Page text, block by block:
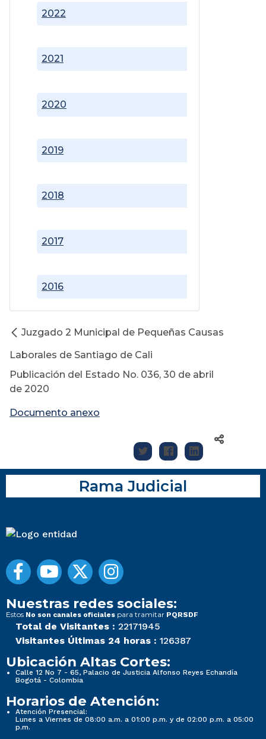
2016
2017
2018
2019
2020
2021
2022
Juzgado 2 Municipal de Pequeñas Causas
Laborales de Santiago de Cali
Publicación del Estado No. 036, 30 de abril
de 2020
Documento anexo
Rama Judicial
Nuestras redes sociales:
Estos No son canales oficiales para tramitar PQRSDF
Total de Visitantes : 22171945
Visitantes Últimas 24 horas : 126387
Ubicación Altas Cortes:
Calle 12 No 7 - 65, Palacio de Justicia Alfonso Reyes Echandía
Bogotá - Colombia
Horarios de Atención:
Atención Presencial:
Lunes a Viernes de 08:00 a.m. a 01:00 p.m. y de 02:00 p.m. a 05:00
p.m.